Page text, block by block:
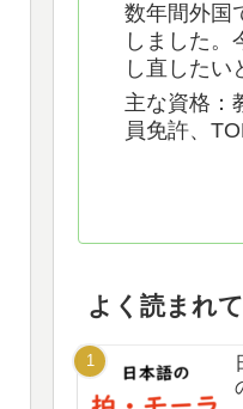
数年間外国
しました。
し直したい
主な資格：
員免許、
よく読まれ